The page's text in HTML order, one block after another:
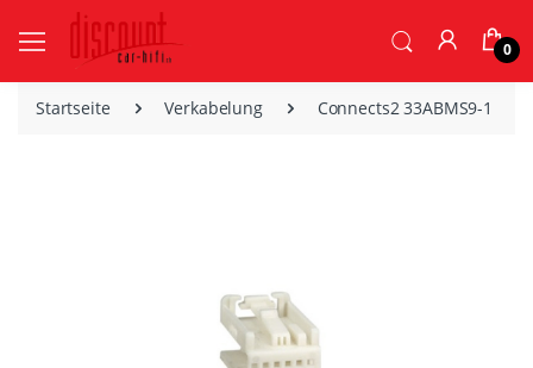
0
Startseite Verkabelung Connects2 33ABMS9-1